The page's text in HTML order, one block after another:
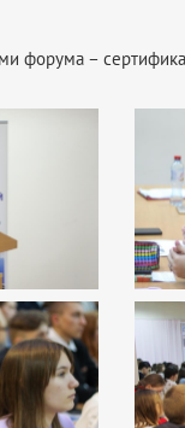
форума –